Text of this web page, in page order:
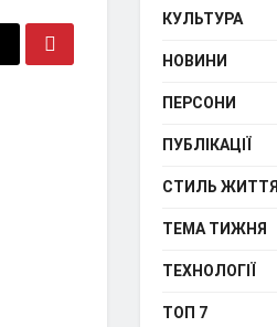
КУЛЬТУРА
НОВИНИ
ПЕРСОНИ
ПУБЛІКАЦІЇ
СТИЛЬ ЖИТТЯ
ТЕМА ТИЖНЯ
ТЕХНОЛОГІЇ
ТОП 7